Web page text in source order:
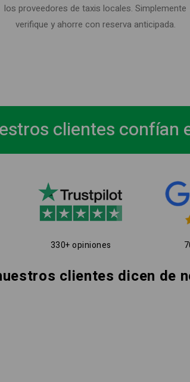
los proveedores de taxis locales. Simplemente
verifique y ahorre con reserva anticipada.
clientes confían
330+ opiniones
clientes dicen de